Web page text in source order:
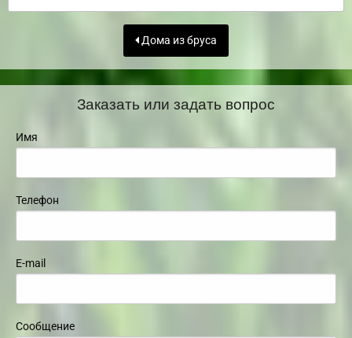
Дома из бруса
Заказать или задать вопрос
Имя
Телефон
E-mail
Сообщение